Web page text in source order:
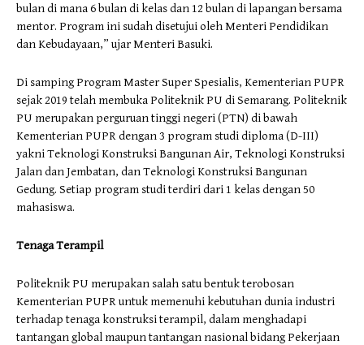
bulan di mana 6 bulan di kelas dan 12 bulan di lapangan bersama
mentor. Program ini sudah disetujui oleh Menteri Pendidikan
dan Kebudayaan,” ujar Menteri Basuki.
Di samping Program Master Super Spesialis, Kementerian PUPR
sejak 2019 telah membuka Politeknik PU di Semarang. Politeknik
PU merupakan perguruan tinggi negeri (PTN) di bawah
Kementerian PUPR dengan 3 program studi diploma (D-III)
yakni Teknologi Konstruksi Bangunan Air, Teknologi Konstruksi
Jalan dan Jembatan, dan Teknologi Konstruksi Bangunan
Gedung. Setiap program studi terdiri dari 1 kelas dengan 50
mahasiswa.
Tenaga Terampil
Politeknik PU merupakan salah satu bentuk terobosan
Kementerian PUPR untuk memenuhi kebutuhan dunia industri
terhadap tenaga konstruksi terampil, dalam menghadapi
tantangan global maupun tantangan nasional bidang Pekerjaan